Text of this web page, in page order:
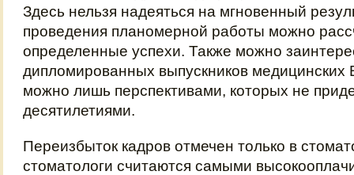
Здесь нельзя надеяться на мгновенный
проведения планомерной работы можно
определенные успехи. Также можно
дипломированных выпускников медицинских
можно лишь перспективами, которых не
десятилетиями.
Переизбыток кадров отмечен только в
стоматологи считаются самыми